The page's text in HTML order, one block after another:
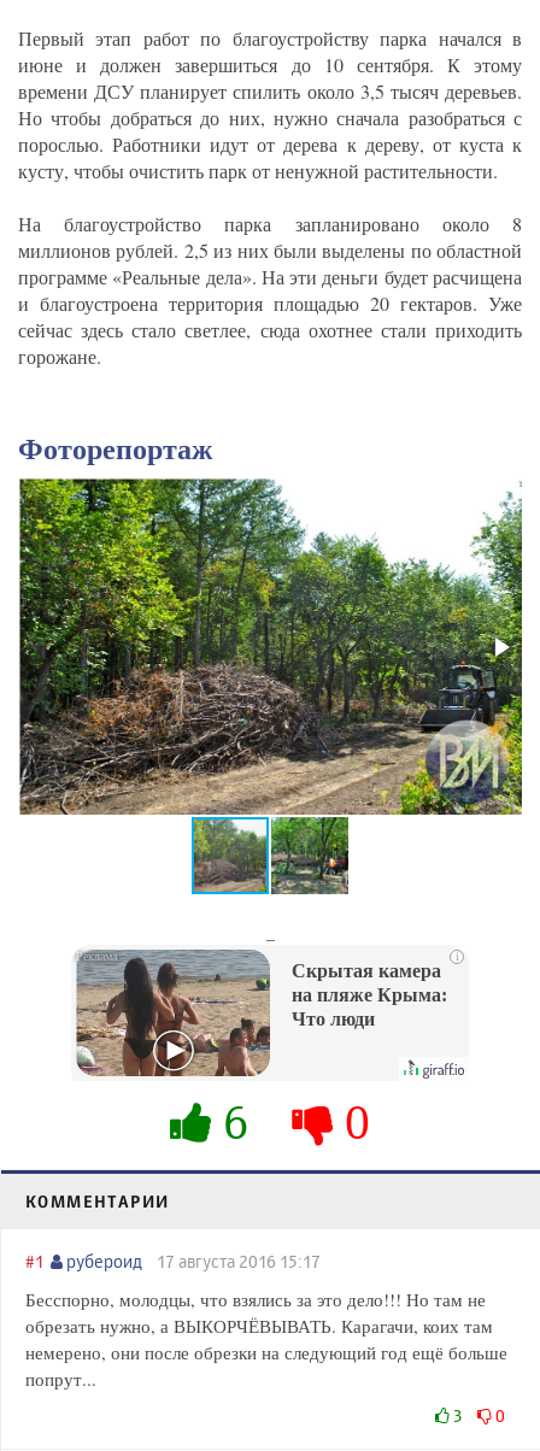
Первый этап работ по благоустройству парка начался в
июне и должен завершиться до 10 сентября. К этому
времени ДСУ планирует спилить около 3,5 тысяч деревьев.
Но чтобы добраться до них, нужно сначала разобраться с
порослью. Работники идут от дерева к дереву, от куста к
кусту, чтобы очистить парк от ненужной растительности.
На благоустройство парка запланировано около 8
миллионов рублей. 2,5 из них были выделены по областной
программе «Реальные дела». На эти деньги будет расчищена
и благоустроена территория площадью 20 гектаров. Уже
сейчас здесь стало светлее, сюда охотнее стали приходить
горожане.
Фоторепортаж
i
Скрытая камера
на пляже Крыма:
Что люди
их не видят...
6 0
КОММЕНТАРИИ
#1 рубероид 17 августа 2016 15:17
Бесспорно, молодцы, что взялись за это дело!!! Но там не
обрезать нужно, а ВЫКОРЧЁВЫВАТЬ. Карагачи, коих там
немерено, они после обрезки на следующий год ещё больше
попрут...
3 0